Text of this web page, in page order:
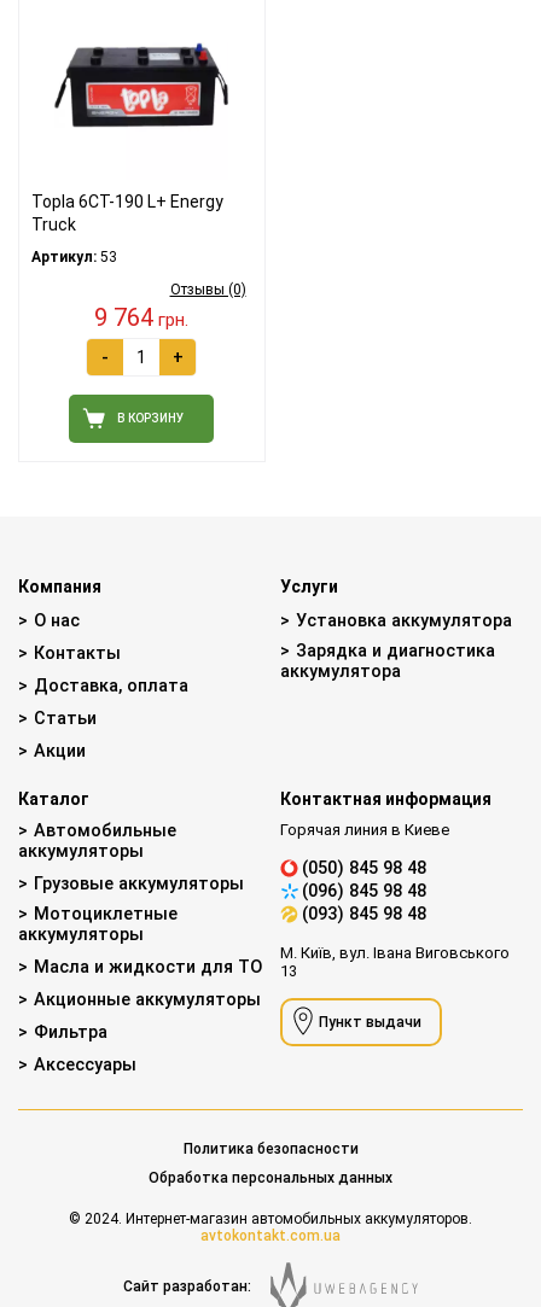
Topla 6СТ-190 L+ Energy
Truck
Артикул: 53
Отзывы (0)
9 764 грн.
- +
В КОРЗИНУ
Компания
О нас
Контакты
Доставка, оплата
Статьи
Акции
Услуги
Установка аккумулятора
Зарядка и диагностика
аккумулятора
Каталог
Автомобильные
аккумуляторы
Грузовые аккумуляторы
Мотоциклетные
аккумуляторы
Масла и жидкости для ТО
Акционные аккумуляторы
Фильтра
Аксессуары
Контактная информация
Горячая линия в Киеве
(050) 845 98 48
(096) 845 98 48
(093) 845 98 48
М. Київ, вул. Івана Виговського
13
Пункт выдачи
Политика безопасности
Обработка персональных данных
Сайт разработан:
© 2024. Интернет-магазин автомобильных аккумуляторов.
avtokontakt.com.ua